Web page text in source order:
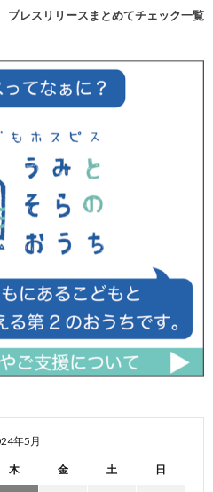
プレスリリースまとめてチェック一覧
年5月
木 金 土 日